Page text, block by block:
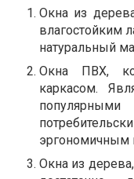
Окна из
влагостойким
натуральный
Окна ПВХ,
каркасом.
эргономичным
Окна из